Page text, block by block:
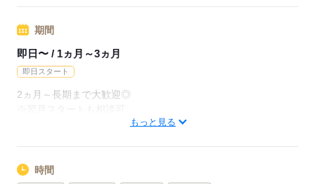
※交通費全額支給（派遣先による）
※車通勤OK/規定あり
応募する
期間
即日〜 / 1ヵ月～3ヵ月
即日スタート
2ヵ月～長期まで大歓迎◎
※試用期間（初回2ヵ月契約）もっと見る
時間